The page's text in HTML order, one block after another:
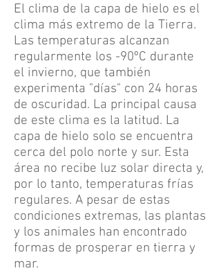
El clima de la capa de hielo es el
clima más extremo de la Tierra.
Las temperaturas alcanzan
regularmente los -90ºC durante
el invierno, que también
experimenta "días" con 24 horas
de oscuridad. La principal causa
de este clima es la latitud. La
capa de hielo solo se encuentra
cerca del polo norte y sur. Esta
área no recibe luz solar directa y,
por lo tanto, temperaturas frías
regulares. A pesar de estas
condiciones extremas, las plantas
y los animales han encontrado
formas de prosperar en tierra y
mar.